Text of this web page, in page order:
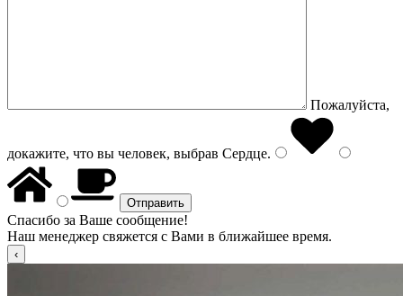
Пожалуйста,
докажите, что вы человек, выбрав Сердце.
Спасибо за Ваше сообщение!
Наш менеджер свяжется с Вами в ближайшее время.